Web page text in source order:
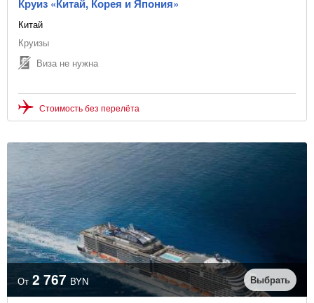
Круиз «Китай, Корея и Япония»
Китай
Круизы
Виза не нужна
Стоимость без перелёта
От 2 767 BYN Выбрать